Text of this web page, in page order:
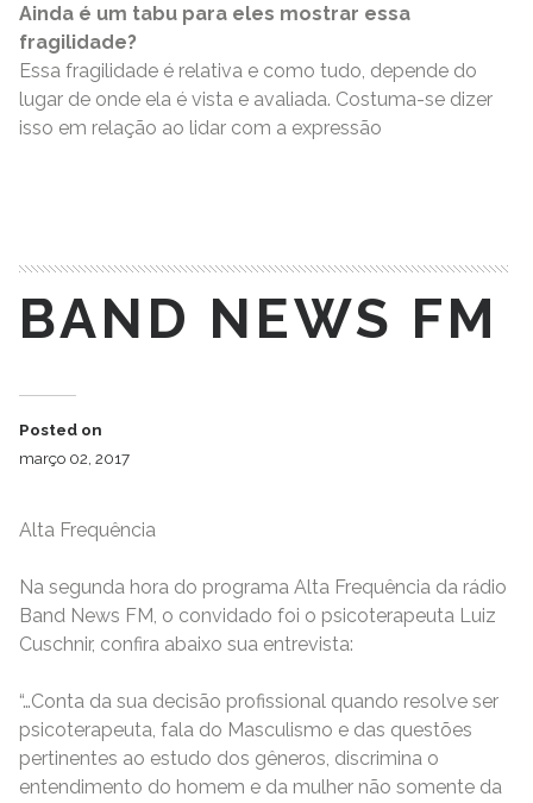
Ainda é um tabu para eles mostrar essa
fragilidade?
Essa fragilidade é relativa e como tudo, depende do
lugar de onde ela é vista e avaliada. Costuma-se dizer
isso em relação ao lidar com a expressão
BAND NEWS FM
Posted on
março 02, 2017
Alta Frequência
Na segunda hora do programa Alta Frequência da rádio
Band News FM, o convidado foi o psicoterapeuta Luiz
Cuschnir, confira abaixo sua entrevista:
“…Conta da sua decisão profissional quando resolve ser
psicoterapeuta, fala do Masculismo e das questões
pertinentes ao estudo dos gêneros, discrimina o
entendimento do homem e da mulher não somente da